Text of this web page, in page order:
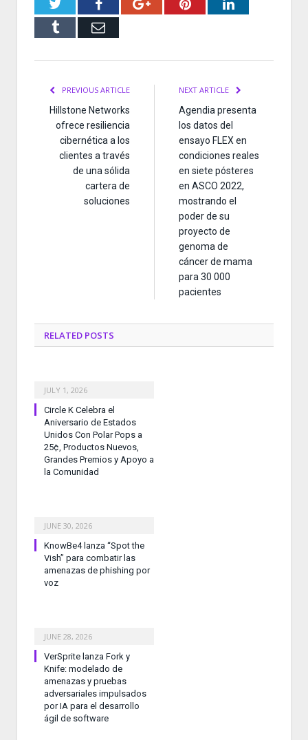
TwitterFacebookGoogle+PinterestLinkedIn
Tumblr Email
PREVIOUS ARTICLE
Hillstone Networks
ofrece resiliencia
cibernética a los
clientes a través
de una sólida
cartera de
soluciones
NEXT ARTICLE
Agendia presenta
los datos del
ensayo FLEX en
condiciones reales
en siete pósteres
en ASCO 2022,
mostrando el
poder de su
proyecto de
genoma de
cáncer de mama
para 30 000
pacientes
RELATED POSTS
JULY 1, 2026
Circle K Celebra el
Aniversario de Estados
Unidos Con Polar Pops a
25¢, Productos Nuevos,
Grandes Premios y Apoyo a
la Comunidad
JUNE 30, 2026
KnowBe4 lanza “Spot the
Vish” para combatir las
amenazas de phishing por
voz
JUNE 28, 2026
VerSprite lanza Fork y
Knife: modelado de
amenazas y pruebas
adversariales impulsados
por IA para el desarrollo
ágil de software